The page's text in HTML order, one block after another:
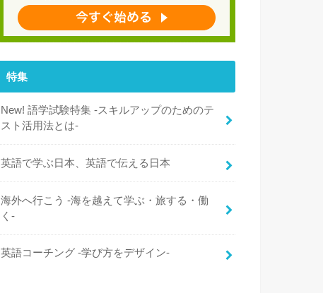
特集
New! 語学試験特集 -スキルアップのためのテ
スト活用法とは-
英語で学ぶ日本、英語で伝える日本
海外へ行こう -海を越えて学ぶ・旅する・働
く-
英語コーチング -学び方をデザイン-